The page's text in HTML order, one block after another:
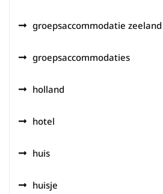
groepsaccommodatie zeeland
groepsaccommodaties
holland
hotel
huis
huisje